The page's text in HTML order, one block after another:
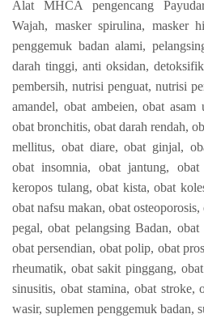
Alat MHCA pengencang
Wajah, masker spirulina, masker
penggemuk badan alami,
darah tinggi, anti oksidan,
pembersih, nutrisi penguat, nutrisi
amandel, obat ambeien, obat
obat bronchitis, obat darah rendah,
mellitus, obat diare, obat ginjal,
obat insomnia, obat jantung,
keropos tulang, obat kista, obat
obat nafsu makan, obat
pegal, obat pelangsing Badan, obat
obat persendian, obat polip, obat
rheumatik, obat sakit pinggang,
sinusitis, obat stamina, obat stroke,
wasir, suplemen penggemuk badan,